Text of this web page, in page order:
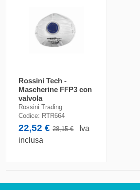
Rossini Tech -
Mascherine FFP3 con
valvola
Rossini Trading
Codice: RTR664
22,52 €28,15 €
Iva
inclusa